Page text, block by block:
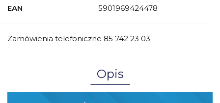
EAN 5901969424478
Zamówienia telefoniczne 85 742 23 03
Opis